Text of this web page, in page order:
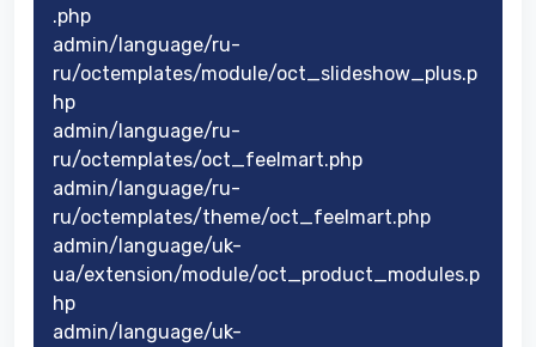
.php
admin/language/ru-
ru/octemplates/module/oct_slideshow_plus.p
hp
admin/language/ru-
ru/octemplates/oct_feelmart.php
admin/language/ru-
ru/octemplates/theme/oct_feelmart.php
admin/language/uk-
ua/extension/module/oct_product_modules.p
hp
admin/language/uk-